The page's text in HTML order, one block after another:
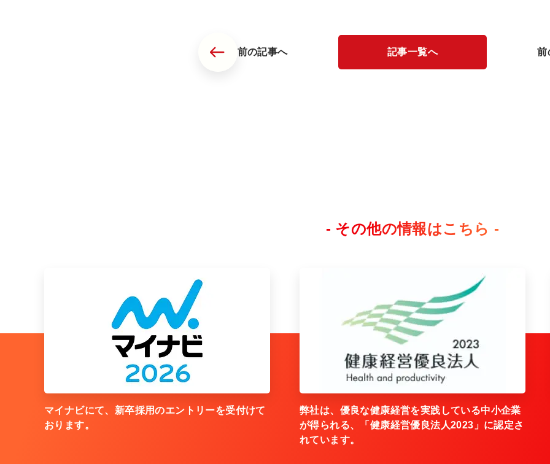
前の記事へ 記事一覧へ 前
- その他の情報はこちら -
マイナビにて、新卒採用のエントリーを受付けて
おります。
弊社は、優良な健康経営を実践している中小企業
が得られる、「健康経営優良法人2023」に認定さ
れています。